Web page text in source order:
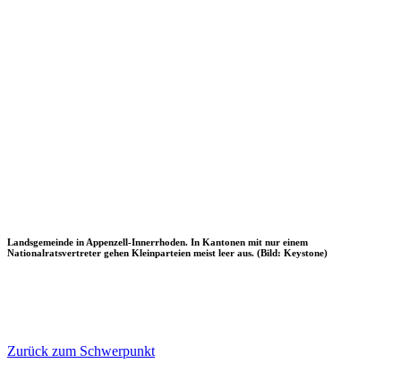
Landsgemeinde in Appenzell-Innerrhoden. In Kantonen mit nur einem
Nationalratsvertreter gehen Kleinparteien meist leer aus. (Bild: Keystone)
Zurück zum Schwerpunkt